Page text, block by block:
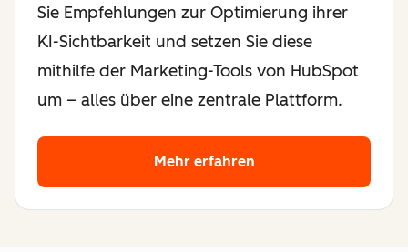
Sie Empfehlungen zur Optimierung ihrer
KI-Sichtbarkeit und setzen Sie diese
mithilfe der Marketing-Tools von HubSpot
um – alles über eine zentrale Plattform.
Mehr erfahren